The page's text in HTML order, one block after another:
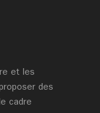
et les
des
cadre